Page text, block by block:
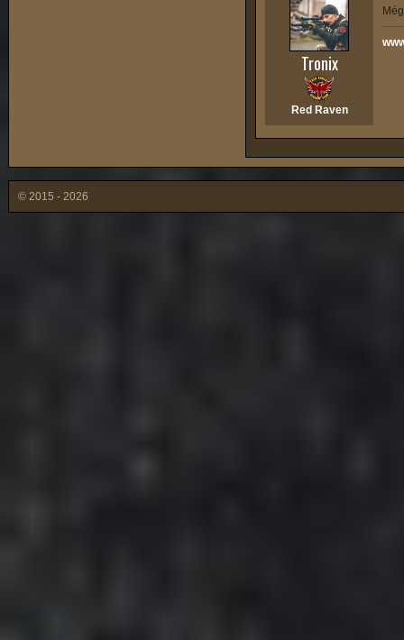
Tronix
Red Raven
© 2015 - 2026